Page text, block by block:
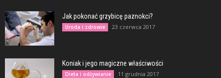
Jak pokonać grzybicę paznokci?
Uroda i zdrowie 23 czerwca 2017
Koniak i jego magiczne właściwości
Dieta i odżywianie 11 grudnia 2017